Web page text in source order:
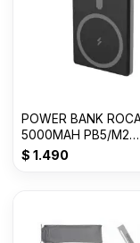
POWER BANK
5000MAH PB5/M2
MAGNETICO TIPO/C
$ 1.490